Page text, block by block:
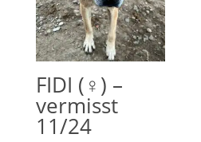
FIDI (♀) –
vermisst
11/24